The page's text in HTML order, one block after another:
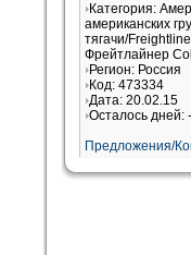
Категория:
американских
тягачи/
Фрейтлайнер
Регион: Россия
Код: 473334
Дата: 20.02.15
Осталось дней:
Предложения/